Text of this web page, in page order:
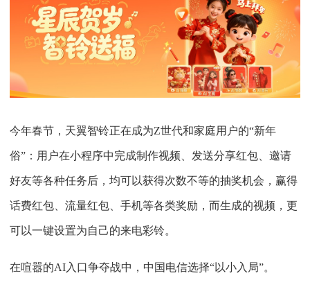
今年春节，天翼智铃正在成为Z世代和家庭用户的“新年
俗”：用户在小程序中完成制作视频、发送分享红包、邀请
好友等各种任务后，均可以获得次数不等的抽奖机会，赢得
话费红包、流量红包、手机等各类奖励，而生成的视频，更
可以一键设置为自己的来电彩铃。
在喧嚣的AI入口争夺战中，中国电信选择“以小入局”。